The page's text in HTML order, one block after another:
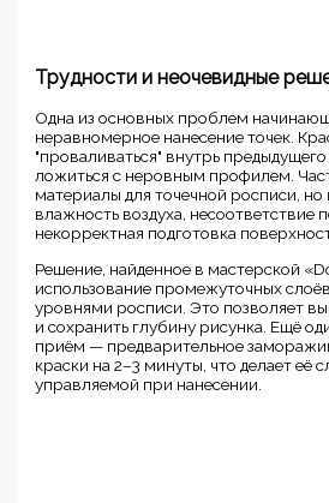
Трудности и неочевидные
Одна из основных проблем
неравномерное нанесение точек.
"проваливаться" внутрь
ложиться с неровным профилем.
материалы для точечной росписи, но
влажность воздуха, несоответствие
некорректная подготовка
Решение, найденное в мастерской
использование промежуточных
уровнями росписи. Это позволяет
и сохранить глубину рисунка. Ещё
приём — предварительное
краски на 2–3 минуты, что делает её
управляемой при нанесении.